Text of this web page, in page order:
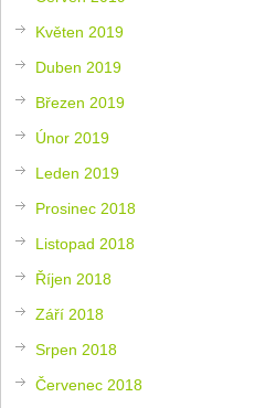
Květen 2019
Duben 2019
Březen 2019
Únor 2019
Leden 2019
Prosinec 2018
Listopad 2018
Říjen 2018
Září 2018
Srpen 2018
Červenec 2018